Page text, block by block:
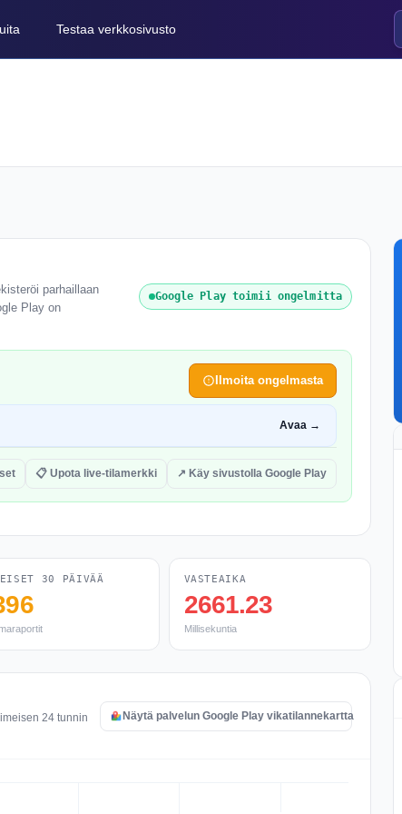
Testaa verkkosivusto
parhaillaan
Play on
Google Play toimii ongelmitta
Ilmoita ongelmasta
Avaa →
📋 Upota live-tilamerkki ↗ Käy sivustolla Google Play
30 PÄIVÄÄ VASTEAIKA
2661.23
Millisekuntia
24 tunnin
Näytä palvelun Google Play vikatilannekartta